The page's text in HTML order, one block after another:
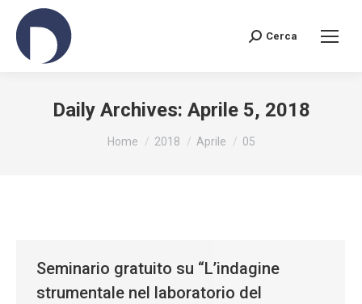
Search:
Cerca
Daily Archives: Aprile 5, 2018
You are here:
Home 2018 Aprile 05
Seminario gratuito su “L’indagine
strumentale nel laboratorio del